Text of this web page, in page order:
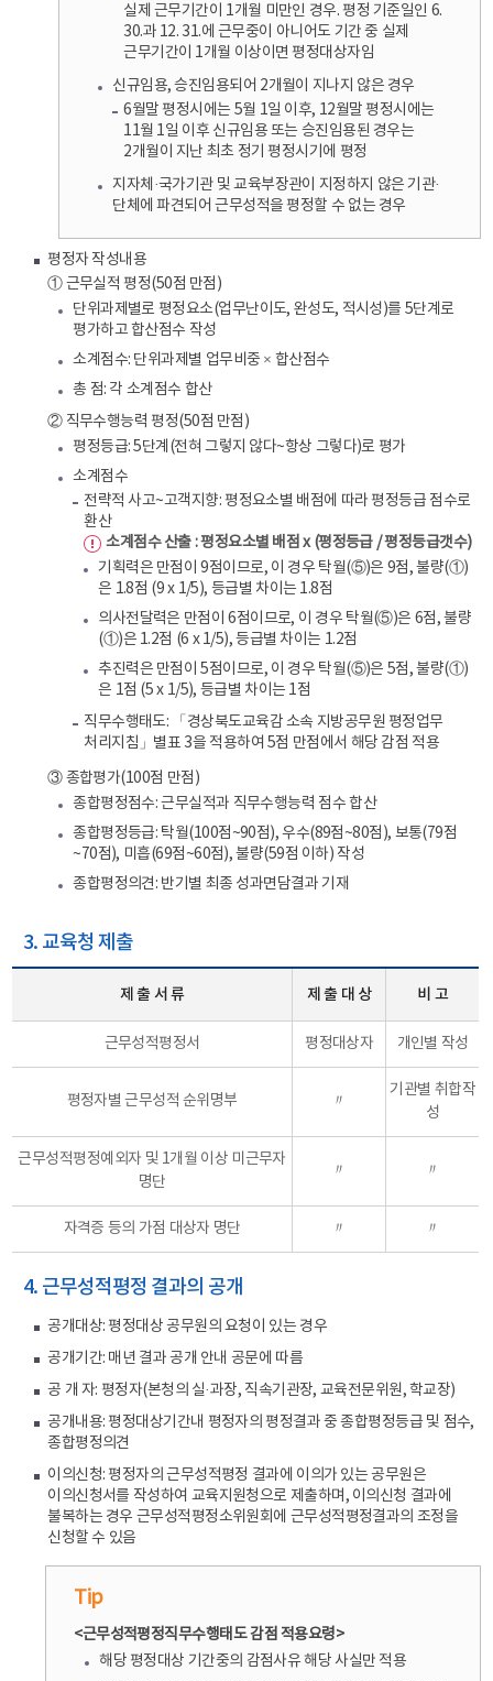
실제 근무기간이 1개월 미만인 경우. 평정 기준일인 6.
30.과 12. 31.에 근무중이 아니어도 기간 중 실제
근무기간이 1개월 이상이면 평정대상자임
신규임용, 승진임용되어 2개월이 지나지 않은 경우
6월말 평정시에는 5월 1일 이후, 12월말 평정시에는
11월 1일 이후 신규임용 또는 승진임용된 경우는
2개월이 지난 최초 정기 평정시기에 평정
지자체·국가기관 및 교육부장관이 지정하지 않은 기관·
단체에 파견되어 근무성적을 평정할 수 없는 경우
평정자 작성내용
① 근무실적 평정(50점 만점)
단위과제별로 평정요소(업무난이도, 완성도, 적시성)를 5단계로
평가하고 합산점수 작성
소계점수: 단위과제별 업무비중 × 합산점수
총 점: 각 소계점수 합산
② 직무수행능력 평정(50점 만점)
평정등급: 5단계(전혀 그렇지 않다~항상 그렇다)로 평가
소계점수
전략적 사고~고객지향: 평정요소별 배점에 따라 평정등급 점수로
환산
소계점수 산출 : 평정요소별 배점 x (평정등급 / 평정등급갯수)
기획력은 만점이 9점이므로, 이 경우 탁월(⑤)은 9점, 불량(①)
은 1.8점 (9 x 1/5), 등급별 차이는 1.8점
의사전달력은 만점이 6점이므로, 이 경우 탁월(⑤)은 6점, 불량
(①)은 1.2점 (6 x 1/5), 등급별 차이는 1.2점
추진력은 만점이 5점이므로, 이 경우 탁월(⑤)은 5점, 불량(①)
은 1점 (5 x 1/5), 등급별 차이는 1점
직무수행태도: 「경상북도교육감 소속 지방공무원 평정업무
처리지침」별표 3을 적용하여 5점 만점에서 해당 감점 적용
③ 종합평가(100점 만점)
종합평정점수: 근무실적과 직무수행능력 점수 합산
종합평정등급: 탁월(100점~90점), 우수(89점~80점), 보통(79점
~70점), 미흡(69점~60점), 불량(59점 이하) 작성
종합평정의견: 반기별 최종 성과면담결과 기재
3. 교육청 제출
제 출 서 류 제 출 대 상 비 고
근무성적평정서 평정대상자 개인별 작성
평정자별 근무성적 순위명부 〃
기관별 취합작
성
근무성적평정예외자 및 1개월 이상 미근무자
명단
〃 〃
자격증 등의 가점 대상자 명단 〃 〃
4. 근무성적평정 결과의 공개
공개대상: 평정대상 공무원의 요청이 있는 경우
공개기간: 매년 결과 공개 안내 공문에 따름
공 개 자: 평정자(본청의 실·과장, 직속기관장, 교육전문위원, 학교장)
공개내용: 평정대상기간내 평정자의 평정결과 중 종합평정등급 및 점수,
종합평정의견
이의신청: 평정자의 근무성적평정 결과에 이의가 있는 공무원은
이의신청서를 작성하여 교육지원청으로 제출하며, 이의신청 결과에
불복하는 경우 근무성적평정소위원회에 근무성적평정결과의 조정을
신청할 수 있음
Tip
<근무성적평정직무수행태도 감점 적용요령>
해당 평정대상 기간중의 감점사유 해당 사실만 적용